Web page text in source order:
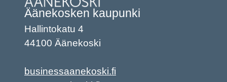
Äänekosken kaupunki
Hallintokatu 4
44100 Äänekoski
businessaanekoski.fi